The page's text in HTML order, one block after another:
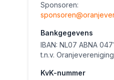
Sponsoren:
Bankgegevens
IBAN: NL07 ABNA
t.n.v.
KvK-nummer